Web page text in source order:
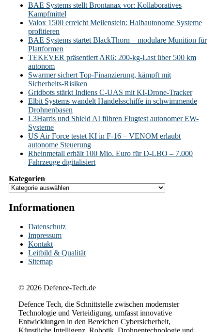
BAE Systems stellt Brontanax vor: Kollaboratives
Kampfmittel
Valox 1500 erreicht Meilenstein: Halbautonome Systeme
profitieren
BAE Systems startet BlackThorn – modulare Munition für
Plattformen
TEKEVER präsentiert AR6: 200-kg-Last über 500 km
autonom
Swarmer sichert Top-Finanzierung, kämpft mit
Sicherheits-Risiken
Gridbots stärkt Indiens C-UAS mit KI-Drone-Tracker
Elbit Systems wandelt Handelsschiffe in schwimmende
Drohnenbasen
L3Harris und Shield AI führen Flugtest autonomer EW-
Systeme
US Air Force testet KI in F-16 – VENOM erlaubt
autonome Steuerung
Rheinmetall erhält 100 Mio. Euro für D-LBO – 7.000
Fahrzeuge digitalisiert
Kategorien
Informationen
Datenschutz
Impressum
Kontakt
Leitbild & Qualität
Sitemap
© 2026 Defence-Tech.de
Defence Tech, die Schnittstelle zwischen modernster
Technologie und Verteidigung, umfasst innovative
Entwicklungen in den Bereichen Cybersicherheit,
Künstliche Intelligenz, Robotik, Drohnentechnologie und